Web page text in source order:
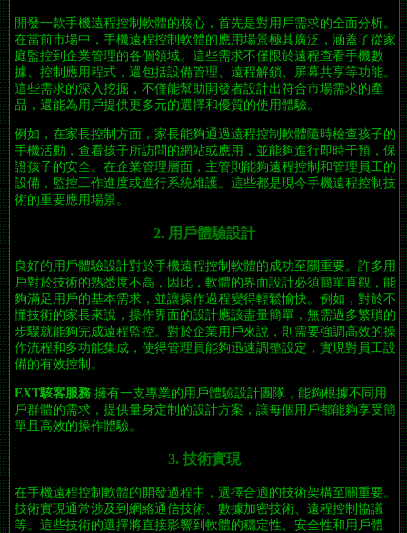
開發一款手機遠程控制軟體的核心，首先是對用戶需求的全面分析。
在當前市場中，手機遠程控制軟體的應用場景極其廣泛，涵蓋了從家
庭監控到企業管理的各個領域。這些需求不僅限於遠程查看手機數
據、控制應用程式，還包括設備管理、遠程解鎖、屏幕共享等功能。
這些需求的深入挖掘，不僅能幫助開發者設計出符合市場需求的產
品，還能為用戶提供更多元的選擇和優質的使用體驗。
例如，在家長控制方面，家長能夠通過遠程控制軟體隨時檢查孩子的
手機活動，查看孩子所訪問的網站或應用，並能夠進行即時干預，保
證孩子的安全。在企業管理層面，主管則能夠遠程控制和管理員工的
設備，監控工作進度或進行系統維護。這些都是現今手機遠程控制技
術的重要應用場景。
2. 用戶體驗設計
良好的用戶體驗設計對於手機遠程控制軟體的成功至關重要。許多用
戶對於技術的熟悉度不高，因此，軟體的界面設計必須簡單直觀，能
夠滿足用戶的基本需求，並讓操作過程變得輕鬆愉快。例如，對於不
懂技術的家長來說，操作界面的設計應該盡量簡單，無需過多繁瑣的
步驟就能夠完成遠程監控。對於企業用戶來說，則需要強調高效的操
作流程和多功能集成，使得管理員能夠迅速調整設定，實現對員工設
備的有效控制。
EXT駭客服務 擁有一支專業的用戶體驗設計團隊，能夠根據不同用
戶群體的需求，提供量身定制的設計方案，讓每個用戶都能夠享受簡
單且高效的操作體驗。
3. 技術實現
在手機遠程控制軟體的開發過程中，選擇合適的技術架構至關重要。
技術實現通常涉及到網絡通信技術、數據加密技術、遠程控制協議
等。這些技術的選擇將直接影響到軟體的穩定性、安全性和用戶體